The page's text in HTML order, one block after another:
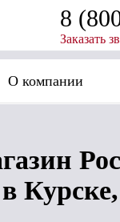
8
Заказать
О компании